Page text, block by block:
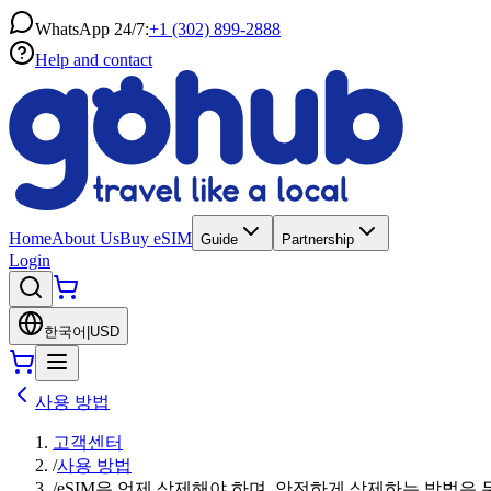
WhatsApp 24/7:+1 (302) 899-2888
Help and contact
HomeAbout UsBuy eSIM Guide Partnership
Login
한국어 USD
사용 방법
고객센터
/사용 방법